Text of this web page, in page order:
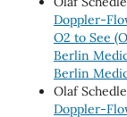
Doppler-
O2 to See
Berlin
Berlin
Olaf
Doppler-